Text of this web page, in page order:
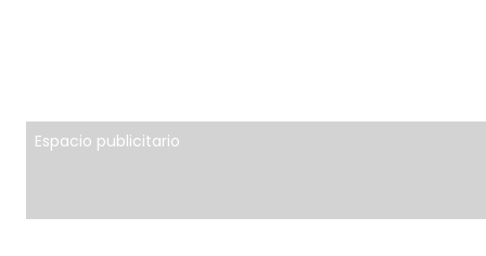
Espacio publicitario